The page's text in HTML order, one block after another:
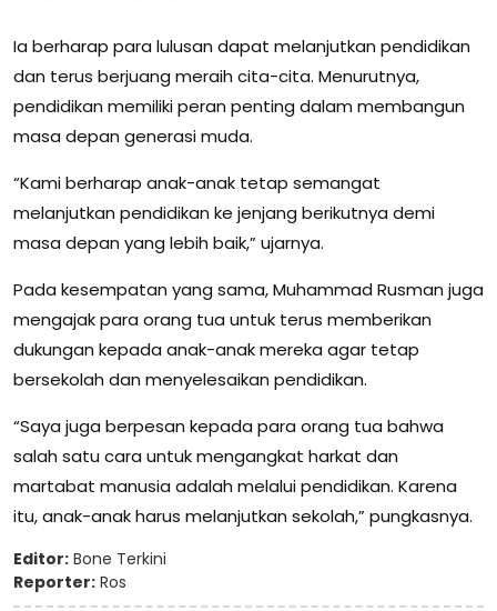
Ia berharap para lulusan dapat melanjutkan pendidikan
dan terus berjuang meraih cita-cita. Menurutnya,
pendidikan memiliki peran penting dalam membangun
masa depan generasi muda.
“Kami berharap anak-anak tetap semangat
melanjutkan pendidikan ke jenjang berikutnya demi
masa depan yang lebih baik,” ujarnya.
Pada kesempatan yang sama, Muhammad Rusman juga
mengajak para orang tua untuk terus memberikan
dukungan kepada anak-anak mereka agar tetap
bersekolah dan menyelesaikan pendidikan.
“Saya juga berpesan kepada para orang tua bahwa
salah satu cara untuk mengangkat harkat dan
martabat manusia adalah melalui pendidikan. Karena
itu, anak-anak harus melanjutkan sekolah,” pungkasnya.
Editor: Bone Terkini
Reporter: Ros